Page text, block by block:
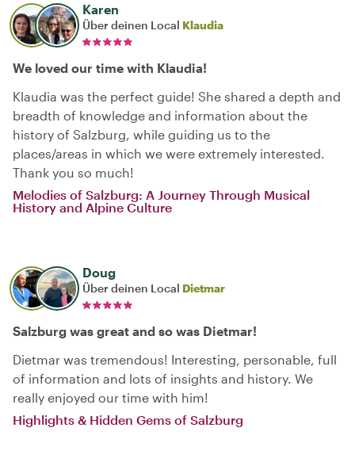
Karen
Über deinen Local Klaudia
We loved our time with Klaudia!
Klaudia was the perfect guide! She shared a depth and
breadth of knowledge and information about the
history of Salzburg, while guiding us to the
places/areas in which we were extremely interested.
Thank you so much!
Melodies of Salzburg: A Journey Through Musical
History and Alpine Culture
Doug
Über deinen Local Dietmar
Salzburg was great and so was Dietmar!
Dietmar was tremendous! Interesting, personable, full
of information and lots of insights and history. We
really enjoyed our time with him!
Highlights & Hidden Gems of Salzburg